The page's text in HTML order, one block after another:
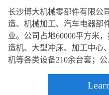
长沙博大机械零部件有限公
造、机械加工、汽车电器部
业。公司占地60000平方米
造机、大型冲床、加工中心
机等各类设备210余台套；公